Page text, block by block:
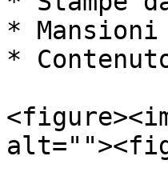
* Mansioni
*